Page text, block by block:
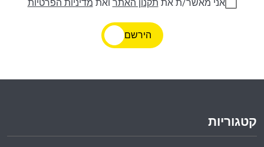
אני מאשר/ת את תקנון האתר ואת מדיניות הפרטיות
הירשם
קטגוריות